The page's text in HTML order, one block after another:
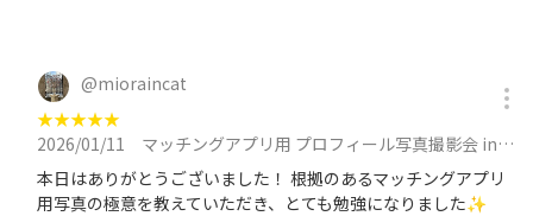
@mioraincat
★★★★★
2026/01/11
マッチングアプリ用 プロフィール写真撮影会 in 池袋 at 1月11日（日）15:00 ~ 16:30に参加
本日はありがとうございました！ 根拠のあるマッチングアプリ
用写真の極意を教えていただき、とても勉強になりました✨